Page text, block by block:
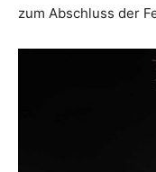
zum Abschluss der